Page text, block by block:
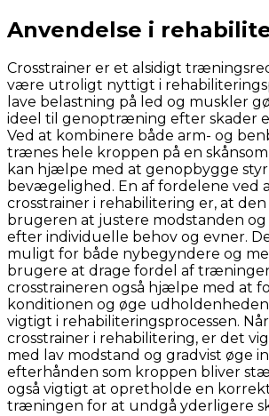
Anvendelse i
Crosstrainer er et alsidigt
være utroligt nyttigt i
lave belastning på led og muskler
ideel til genoptræning efter skader
Ved at kombinere både arm- og
trænes hele kroppen på en
kan hjælpe med at genopbygge
bevægelighed. En af fordelene ved
crosstrainer i rehabilitering er, at
brugeren at justere modstanden
efter individuelle behov og evner.
muligt for både nybegyndere og
brugere at drage fordel af
crosstraineren også hjælpe med at
konditionen og øge
vigtigt i rehabiliteringsprocessen.
crosstrainer i rehabilitering, er det
med lav modstand og gradvist øge
efterhånden som kroppen bliver
også vigtigt at opretholde en
træningen for at undgå yderligere